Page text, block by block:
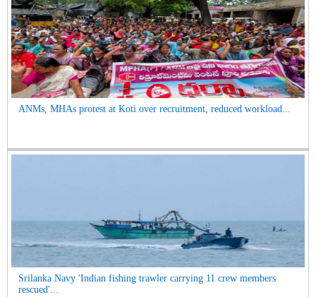
ANMs, MHAs protest at Koti over recruitment, reduced workload...
Srilanka Navy 'Indian fishing trawler carrying 11 crew members
rescued'...